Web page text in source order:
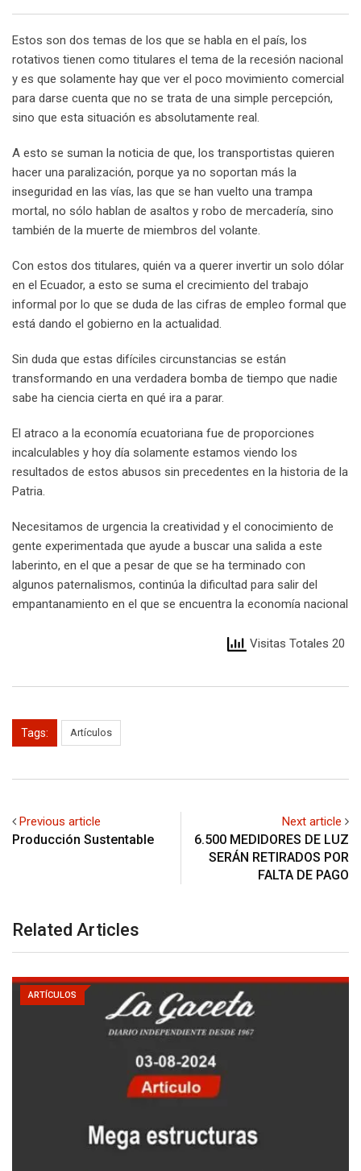
Estos son dos temas de los que se habla en el país, los
rotativos tienen como titulares el tema de la recesión nacional
y es que solamente hay que ver el poco movimiento comercial
para darse cuenta que no se trata de una simple percepción,
sino que esta situación es absolutamente real.
A esto se suman la noticia de que, los transportistas quieren
hacer una paralización, porque ya no soportan más la
inseguridad en las vías, las que se han vuelto una trampa
mortal, no sólo hablan de asaltos y robo de mercadería, sino
también de la muerte de miembros del volante.
Con estos dos titulares, quién va a querer invertir un solo dólar
en el Ecuador, a esto se suma el crecimiento del trabajo
informal por lo que se duda de las cifras de empleo formal que
está dando el gobierno en la actualidad.
Sin duda que estas difíciles circunstancias se están
transformando en una verdadera bomba de tiempo que nadie
sabe ha ciencia cierta en qué ira a parar.
El atraco a la economía ecuatoriana fue de proporciones
incalculables y hoy día solamente estamos viendo los
resultados de estos abusos sin precedentes en la historia de la
Patria.
Necesitamos de urgencia la creatividad y el conocimiento de
gente experimentada que ayude a buscar una salida a este
laberinto, en el que a pesar de que se ha terminado con
algunos paternalismos, continúa la dificultad para salir del
empantanamiento en el que se encuentra la economía nacional
Visitas Totales 20
Tags: Artículos
Previous article
Producción Sustentable
Next article
6.500 MEDIDORES DE LUZ
SERÁN RETIRADOS POR
FALTA DE PAGO
Related Articles
ARTÍCULOS